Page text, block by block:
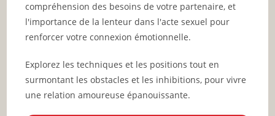
compréhension des besoins de votre partenaire, et
l'importance de la lenteur dans l'acte sexuel pour
renforcer votre connexion émotionnelle.
Explorez les techniques et les positions tout en
surmontant les obstacles et les inhibitions, pour vivre
une relation amoureuse épanouissante.